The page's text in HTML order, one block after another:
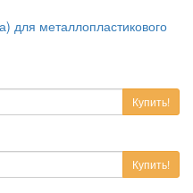
для металлопластикового
Купить!
Купить!